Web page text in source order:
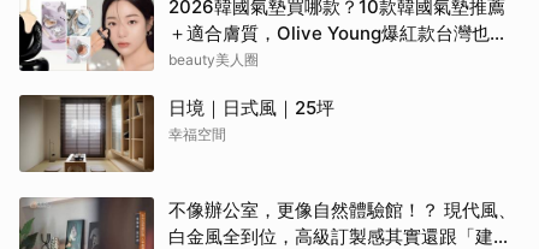
2026韓國氣墊買哪款？10款韓國氣墊推薦
＋適合膚質，Olive Young爆紅款台灣也能
買
beauty美人圈
日境｜日式風｜25坪
幸福空間
不像辦公室，更像自然體驗館！？ 現代風、
白金風全到位，高級訂製感其實還跟「建築